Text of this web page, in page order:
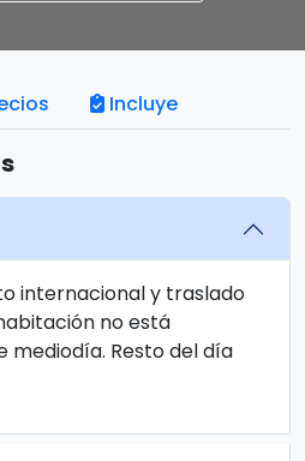
Incluye
internacional y traslado
no está
mediodía. Resto del día